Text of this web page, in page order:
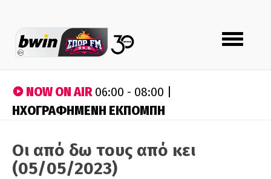
Toggle
navigation
NOW ON AIR06:00 - 08:00 |
ΗΧΟΓΡΑΦΗΜΕΝΗ ΕΚΠΟΜΠΗ
Οι από δω τους από κει
(05/05/2023)